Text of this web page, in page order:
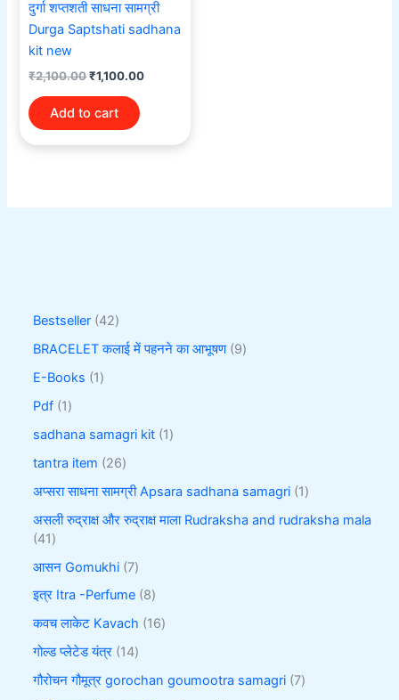
दुर्गा शप्तशती साधना सामग्री
Durga Saptshati sadhana
kit new
₹2,100.00₹1,100.00
Add to cart
Bestseller 42
BRACELET कलाई में पहनने का आभूषण 9
E-Books 1
Pdf 1
sadhana samagri kit 1
tantra item 26
अप्सरा साधना सामग्री Apsara sadhana samagri 1
असली रुद्राक्ष और रुद्राक्ष माला Rudraksha and rudraksha mala
41
आसन Gomukhi 7
इत्र Itra -Perfume 8
कवच लाकेट Kavach 16
गोल्ड प्लेटेड यंत्र 14
गौरोचन गौमूत्र gorochan goumootra samagri 7